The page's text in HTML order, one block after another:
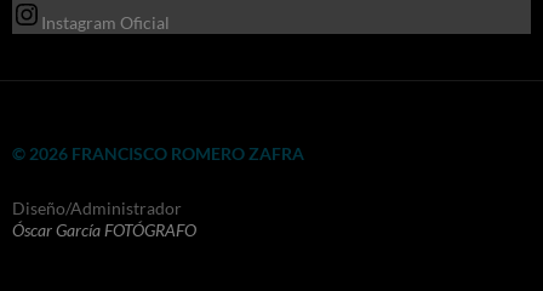
Instagram Oficial
© 2026 FRANCISCO ROMERO ZAFRA
Diseño/Administrador
Óscar García FOTÓGRAFO